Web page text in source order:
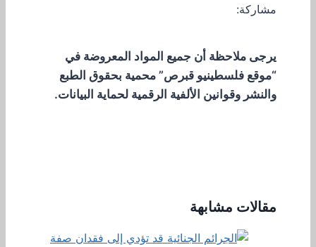
مشاركة:
يرجى ملاحظة أن جميع المواد المعروضة في
“موقع فلسطينيو قبرص” محمية بحقوق الطبع
والنشر وقوانين الألفية الرقمية لحماية البيانات.
مقالات مشابهة